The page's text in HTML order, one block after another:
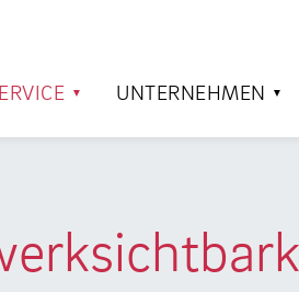
UNTERNEHMEN